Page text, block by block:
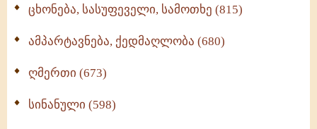
ცხონება, სასუფეველი, სამოთხე (815)
ამპარტავნება, ქედმაღლობა (680)
ღმერთი (673)
სინანული (598)